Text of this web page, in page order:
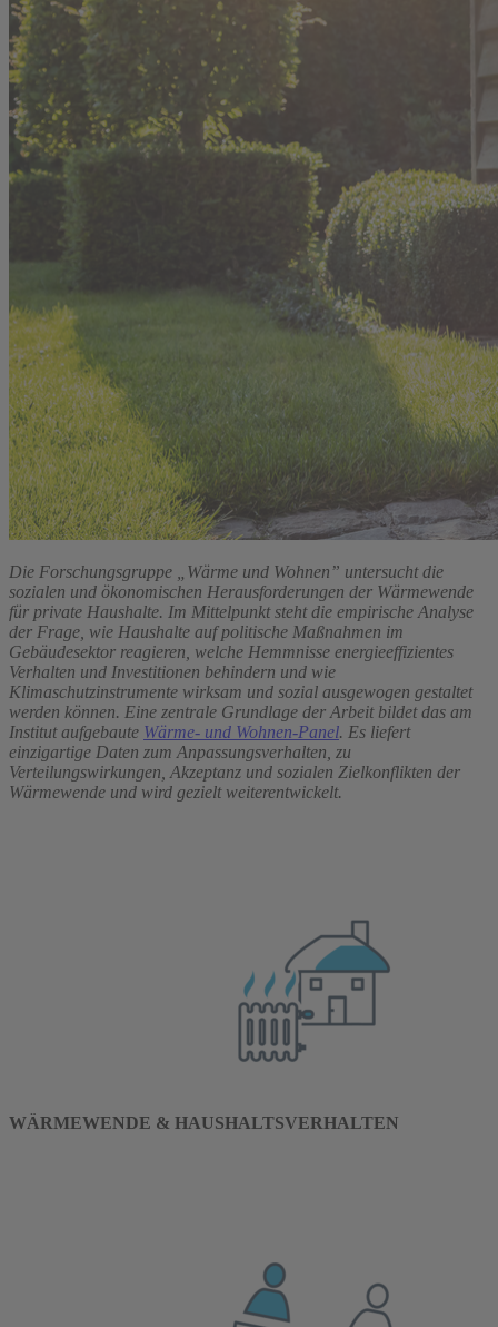
Die Forschungsgruppe „Wärme und Wohnen” untersucht die
sozialen und ökonomischen Herausforderungen der Wärmewende
für private Haushalte. Im Mittelpunkt steht die empirische Analyse
der Frage, wie Haushalte auf politische Maßnahmen im
Gebäudesektor reagieren, welche Hemmnisse energieeffizientes
Verhalten und Investitionen behindern und wie
Klimaschutzinstrumente wirksam und sozial ausgewogen gestaltet
werden können. Eine zentrale Grundlage der Arbeit bildet das am
Institut aufgebaute Wärme- und Wohnen-Panel. Es liefert
einzigartige Daten zum Anpassungsverhalten, zu
Verteilungswirkungen, Akzeptanz und sozialen Zielkonflikten der
Wärmewende und wird gezielt weiterentwickelt.
WÄRMEWENDE & HAUSHALTSVERHALTEN